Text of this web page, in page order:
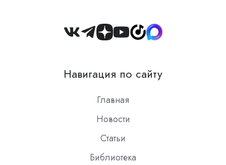
Join
Slack
Навигация по сайту
Главная
Новости
Статьи
Библиотека